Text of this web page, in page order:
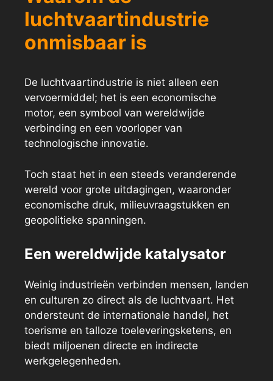
luchtvaartindustrie
onmisbaar is
De luchtvaartindustrie is niet alleen een
vervoermiddel; het is een economische
motor, een symbool van wereldwijde
verbinding en een voorloper van
technologische innovatie.
Toch staat het in een steeds veranderende
wereld voor grote uitdagingen, waaronder
economische druk, milieuvraagstukken en
geopolitieke spanningen.
Een wereldwijde katalysator
Weinig industrieën verbinden mensen, landen
en culturen zo direct als de luchtvaart. Het
ondersteunt de internationale handel, het
toerisme en talloze toeleveringsketens, en
biedt miljoenen directe en indirecte
werkgelegenheden.